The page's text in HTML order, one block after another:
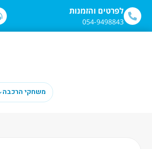
לתוכן לפרטים והזמנות
054-9498843
משחקי הרכבה